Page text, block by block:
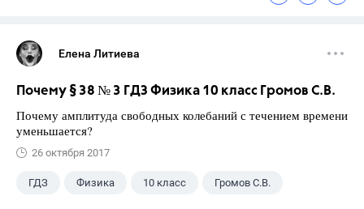
Елена Литиева
Почему § 38 № 3 ГДЗ Физика 10 класс Громов С.В.
Почему амплитуда свободных колебаний с течением времени
уменьшается?
26 октября 2017
ГДЗ Физика 10 класс Громов С.В.